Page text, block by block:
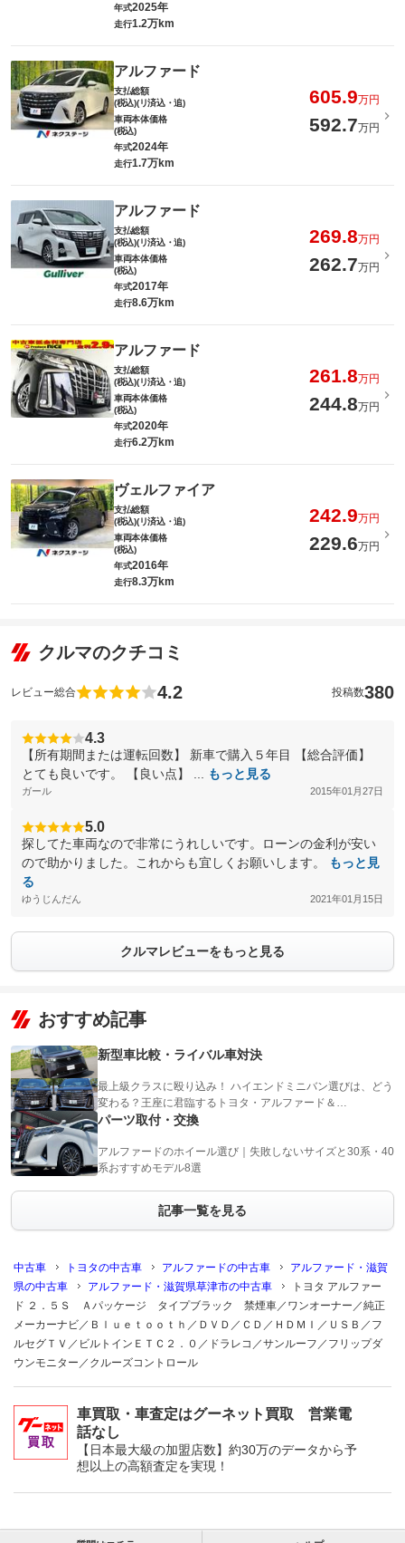
年式2025年
走行1.2万km
アルファード
支払総額
(税込)(リ済込・追)
605.9万円
車両本体価格
(税込)
592.7万円
年式2024年
走行1.7万km
アルファード
支払総額
(税込)(リ済込・追)
269.8万円
車両本体価格
(税込)
262.7万円
年式2017年
走行8.6万km
アルファード
支払総額
(税込)(リ済込・追)
261.8万円
車両本体価格
(税込)
244.8万円
年式2020年
走行6.2万km
ヴェルファイア
支払総額
(税込)(リ済込・追)
242.9万円
車両本体価格
(税込)
229.6万円
年式2016年
走行8.3万km
クルマのクチコミ
レビュー総合 4.2 投稿数380
4.3
【所有期間または運転回数】 新車で購入５年目 【総合評価】
とても良いです。 【良い点】 ...
もっと見る
ガール 2015年01月27日
5.0
探してた車両なので非常にうれしいです。ローンの金利が安い
ので助かりました。これからも宜しくお願いします。
もっと見
る
ゆうじんだん 2021年01月15日
クルマレビューをもっと見る
おすすめ記事
新型車比較・ライバル車対決
最上級クラスに殴り込み！ ハイエンドミニバン選びは、どう
変わる？王座に君臨するトヨタ・アルファード＆…
パーツ取付・交換
アルファードのホイール選び｜失敗しないサイズと30系・40
系おすすめモデル8選
記事一覧を見る
中古車 トヨタの中古車 アルファードの中古車
アルファード・滋賀
県の中古車
アルファード・滋賀県草津市の中古車
トヨタ アルファー
ド ２．５Ｓ Ａパッケージ タイプブラック 禁煙車／ワンオーナー／純正
メーカーナビ／Ｂｌｕｅｔｏｏｔｈ／ＤＶＤ／ＣＤ／ＨＤＭＩ／ＵＳＢ／フ
ルセグＴＶ／ビルトインＥＴＣ２．０／ドラレコ／サンルーフ／フリップダ
ウンモニター／クルーズコントロール
車買取・車査定はグーネット買取 営業電
話なし
【日本最大級の加盟店数】約30万のデータから予
想以上の高額査定を実現！